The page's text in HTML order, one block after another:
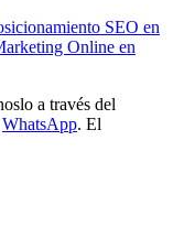
SEO en
Online en
a través del
WhatsApp. El